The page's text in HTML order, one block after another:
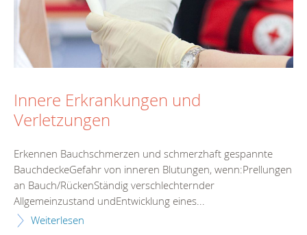
Innere Erkrankungen und
Verletzungen
Erkennen Bauchschmerzen und schmerzhaft gespannte
BauchdeckeGefahr von inneren Blutungen, wenn:Prellungen
an Bauch/RückenStändig verschlechternder
Allgemeinzustand undEntwicklung eines...
Weiterlesen